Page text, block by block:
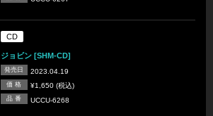
CD
ジョビン [SHM-CD]
発売日 2023.04.19
価 格 ¥1,650 (税込)
品 番 UCCU-6268